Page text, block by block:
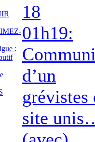
:
18
01h19:
d’un
grévistes
site